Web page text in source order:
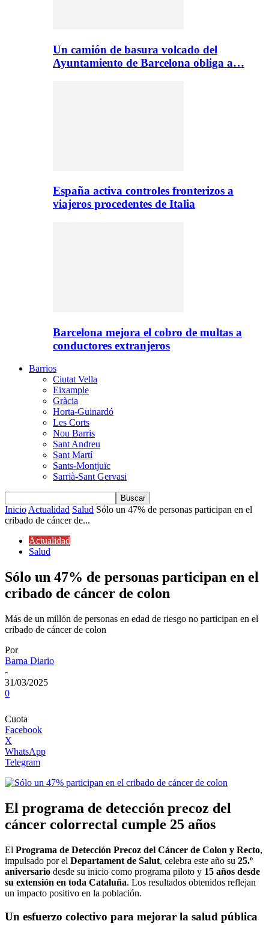
Un camión de basura volcado del
Ayuntamiento de Barcelona obliga a…
España activa controles fronterizos a
viajeros procedentes de Italia
Barcelona mejora el cobro de multas a
conductores extranjeros
Barrios
Ciutat Vella
Eixample
Gràcia
Horta-Guinardó
Les Corts
Nou Barris
Sant Andreu
Sant Martí
Sants-Montjuïc
Sarrià-Sant Gervasi
InicioActualidad Salud Sólo un 47% de personas participan en el
cribado de cáncer de...
Actualidad
Salud
Sólo un 47% de personas participan en el
cribado de cáncer de colon
Más de un millón de personas en edad de riesgo no participan en el
cribado de cáncer de colon
Por
Barna Diario
-
31/03/2025
0
Cuota
Facebook
X
WhatsApp
Telegram
El programa de detección precoz del
cáncer colorrectal cumple 25 años
El Programa de Detección Precoz del Cáncer de Colon y Recto,
impulsado por el Departament de Salut, celebra este año su 25.º
aniversario desde su inicio como programa piloto y 15 años desde
su extensión en toda Cataluña. Los resultados obtenidos reflejan
un impacto positivo en la población.
Un esfuerzo colectivo para mejorar la salud pública